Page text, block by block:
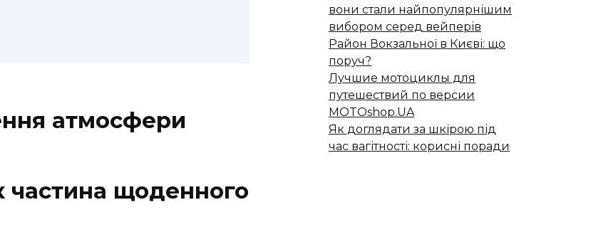
атмосфери
частина щоденного
вони стали найпопулярнішим
вибором серед вейперів
Район Вокзальної в Києві: що
поруч?
Лучшие мотоциклы для
путешествий по версии
MOTOshop.UA
Як доглядати за шкірою під
час вагітності: корисні поради